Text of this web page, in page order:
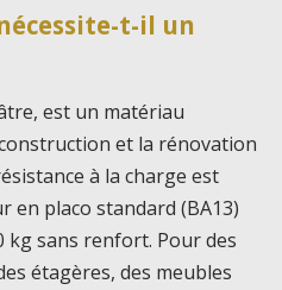
t-il un
est un matériau
et la rénovation
à la charge est
en placo standard (BA13)
kg sans renfort. Pour des
étagères, des meubles